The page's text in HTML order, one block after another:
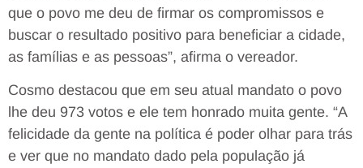
que o povo me deu de firmar os compromissos e
buscar o resultado positivo para beneficiar a cidade,
as famílias e as pessoas”, afirma o vereador.
Cosmo destacou que em seu atual mandato o povo
lhe deu 973 votos e ele tem honrado muita gente. “A
felicidade da gente na política é poder olhar para trás
e ver que no mandato dado pela população já